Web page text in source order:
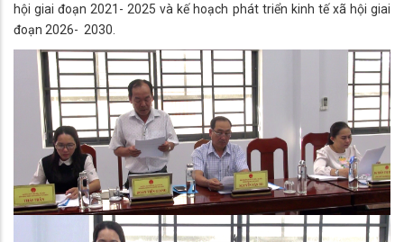
hội giai đoạn 2021- 2025 và kế hoạch phát triển kinh tế xã hội giai
đoạn 2026- 2030.